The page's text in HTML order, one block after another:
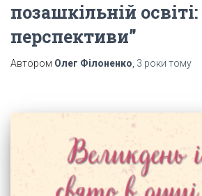
позашкільній освіті:
перспективи”
Автором Олег Філоненко 3 роки тому